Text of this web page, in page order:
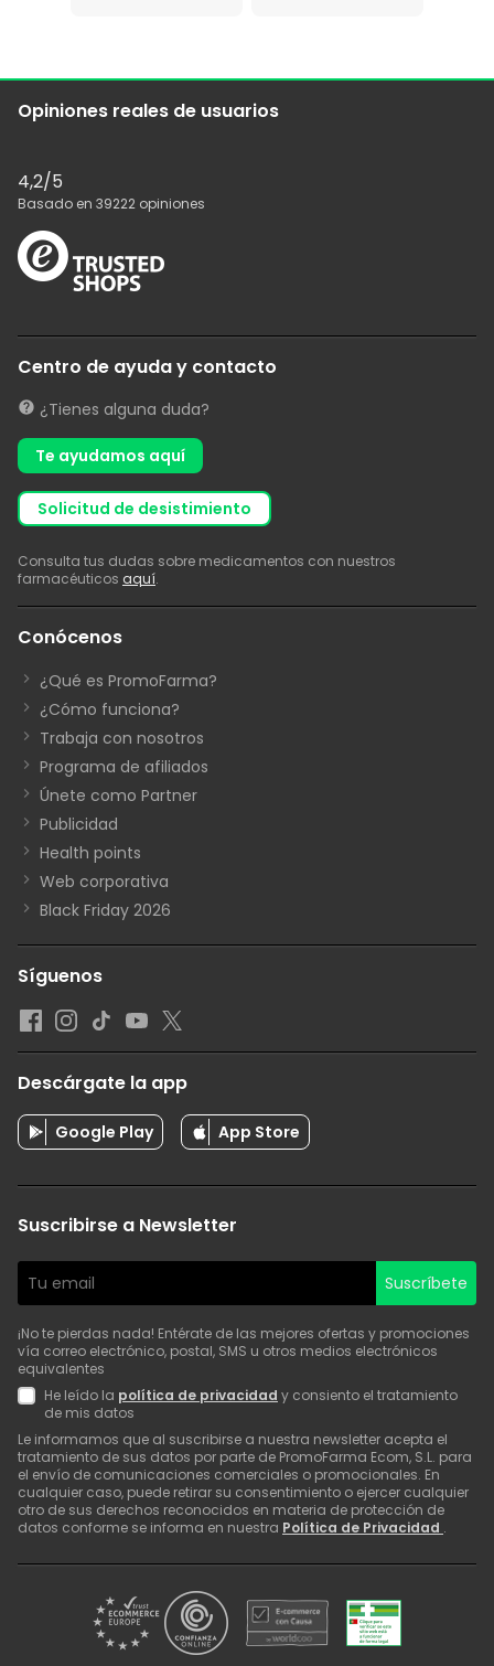
Opiniones reales de usuarios
4,2/5
Basado en 39222 opiniones
Centro de ayuda y contacto
¿Tienes alguna duda?
Te ayudamos aquí
solicitud de desistimiento
Consulta tus dudas sobre medicamentos con nuestros
farmacéuticos aquí.
Conócenos
¿Qué es PromoFarma?
¿Cómo funciona?
Trabaja con nosotros
Programa de afiliados
Únete como Partner
Publicidad
Health points
Web corporativa
Black Friday 2026
Síguenos
Descárgate la app
Google Play App Store
Suscribirse a Newsletter
Suscríbete
¡No te pierdas nada! Entérate de las mejores ofertas y promociones
vía correo electrónico, postal, SMS u otros medios electrónicos
equivalentes
He leído la política de privacidad y consiento el tratamiento
de mis datos
Le informamos que al suscribirse a nuestra newsletter acepta el
tratamiento de sus datos por parte de PromoFarma Ecom, S.L. para
el envío de comunicaciones comerciales o promocionales. En
cualquier caso, puede retirar su consentimiento o ejercer cualquier
otro de sus derechos reconocidos en materia de protección de
datos conforme se informa en nuestra Política de Privacidad .